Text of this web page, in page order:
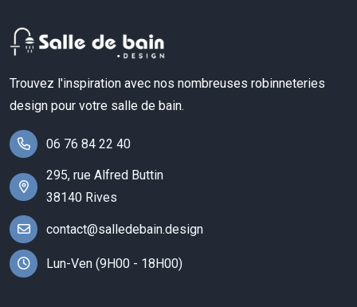
Trouvez l'inspiration avec nos nombreuses robinneteries
design pour votre salle de bain.
06 76 84 22 40
295, rue Alfred Buttin
38140 Rives
contact@salledebain.design
Lun-Ven (9H00 - 18H00)